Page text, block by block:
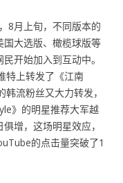
8月上旬，不同版本的
大选版、橄榄球版等
开始加入到互动中。
特上转发了《江南
流粉丝又大力转发，
》的明星推荐大军越
增，这场明星效应，
的点击量突破了1